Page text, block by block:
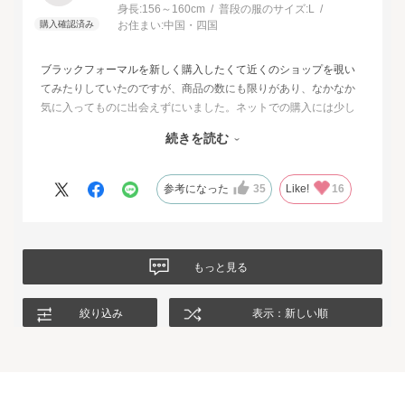
身長:156～160cm 普段の服のサイズ:L
お住まい:中国・四国
ブラックフォーマルを新しく購入したくて近くのショップを覗い
てみたりしていたのですが、商品の数にも限りがあり、なかなか
気に入ってものに出会えずにいました。ネットでの購入には少し
することが出来ました。最初に注文したものはイメージと違って
は、生地もデザインも大満足、これから長く自信をもって着用し
続きを読む
参考になった 35 Like! 16
もっと見る
絞り込み 表示：新しい順